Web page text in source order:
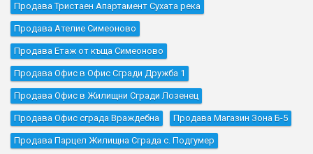
Продава Тристаен Апартамент Сухата река
Продава Ателие Симеоново
Продава Етаж от къща Симеоново
Продава Офис в Офис Сгради Дружба 1
Продава Офис в Жилищни Сгради Лозенец
Продава Офис сграда Враждебна Продава Магазин Зона Б-5
Продава Парцел Жилищна Сграда с. Подгумер